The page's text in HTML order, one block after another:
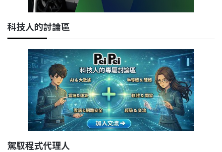
科技人的討論區
駕馭程式代理人